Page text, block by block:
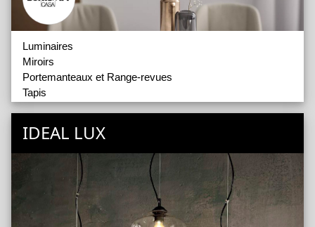
Luminaires
Miroirs
Portemanteaux et Range-revues
Tapis
IDEAL LUX